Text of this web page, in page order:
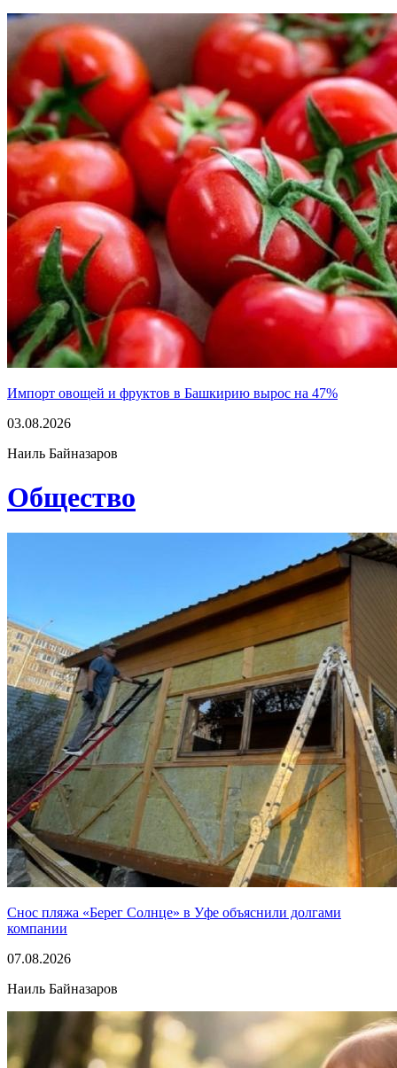
Импорт овощей и фруктов в Башкирию вырос на 47%
03.08.2026
Наиль Байназаров
Общество
Снос пляжа «Берег Солнце» в Уфе объяснили долгами
компании
07.08.2026
Наиль Байназаров